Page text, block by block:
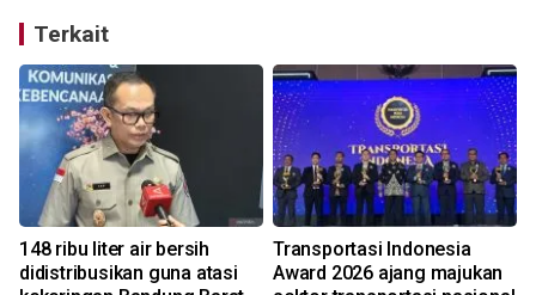
Terkait
148 ribu liter air bersih
didistribusikan guna atasi
Transportasi Indonesia
Award 2026 ajang majukan